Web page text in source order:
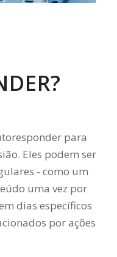
para
Eles podem ser
- como um
uma vez por
dias específicos
por ações